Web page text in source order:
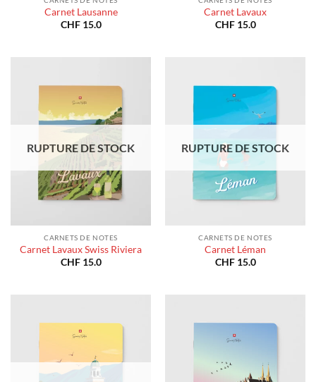
Carnet Lausanne
CHF15.0
Carnet Lavaux
CHF15.0
RUPTURE DE STOCK
CARNETS DE NOTES
Carnet Lavaux Swiss Riviera
CHF15.0
RUPTURE DE STOCK
CARNETS DE NOTES
Carnet Léman
CHF15.0